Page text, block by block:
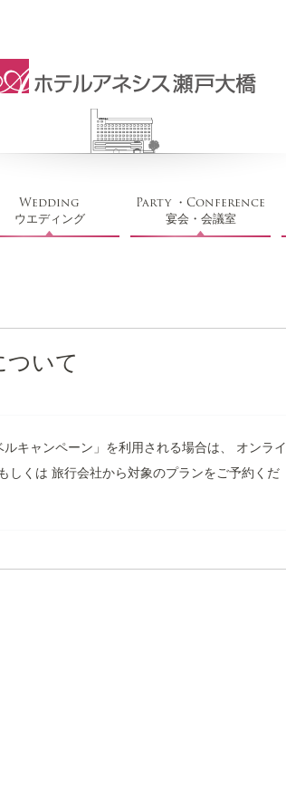
Wedding
ウエディング
Party ・Conference
宴会・会議室
ついて
キャンペーン」を利用される場合は、 オンライ
しくは 旅行会社から対象のプランをご予約くだ